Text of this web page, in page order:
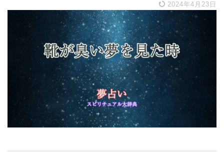
2024年4月23日